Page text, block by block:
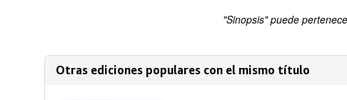
"Sinopsis" puede
Otras ediciones populares con el mismo título